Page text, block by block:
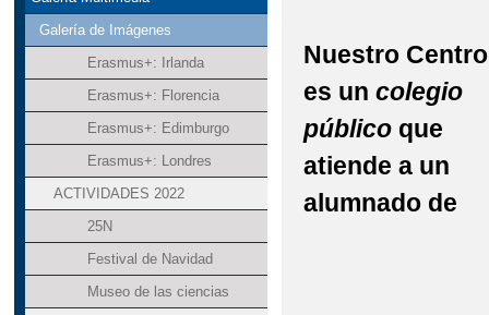
Galería de Imágenes
Erasmus+: Irlanda
Erasmus+: Florencia
Erasmus+: Edimburgo
Erasmus+: Londres
ACTIVIDADES 2022
25N
Festival de Navidad
Museo de las ciencias
Nuestro Centro
es un colegio
públicoque
atiende a un
alumnado de